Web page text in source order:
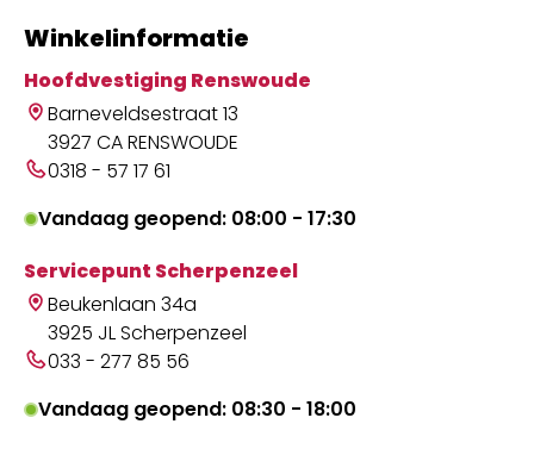
Winkelinformatie
Hoofdvestiging Renswoude
Barneveldsestraat 13
3927 CA RENSWOUDE
0318 - 57 17 61
Vandaag geopend: 08:00 - 17:30
Servicepunt Scherpenzeel
Beukenlaan 34a
3925 JL Scherpenzeel
033 - 277 85 56
Vandaag geopend: 08:30 - 18:00